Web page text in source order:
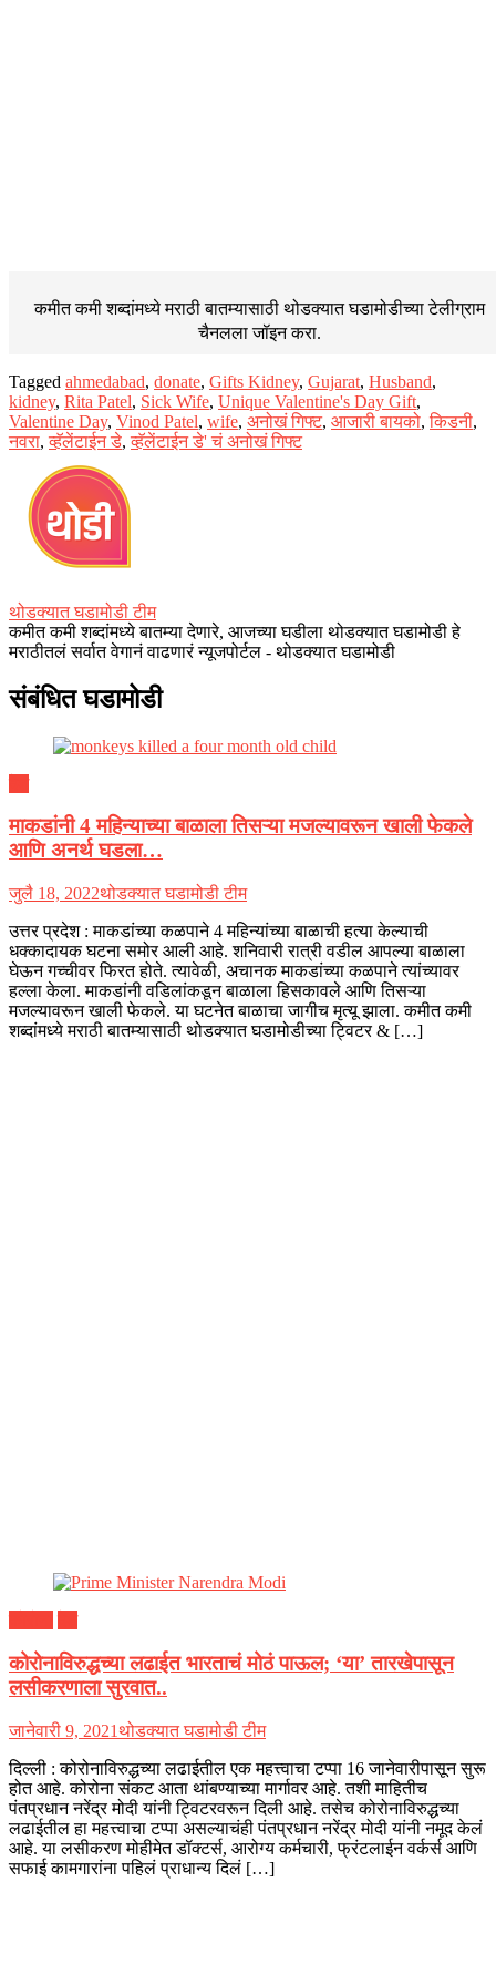
कमीत कमी शब्दांमध्ये मराठी बातम्यासाठी थोडक्यात घडामोडीच्याटेलीग्राम
चैनलला जॉइन करा.
Tagged ahmedabad, donate, Gifts Kidney, Gujarat, Husband,
kidney, Rita Patel, Sick Wife, Unique Valentine's Day Gift,
Valentine Day, Vinod Patel, wife, अनोखं गिफ्ट, आजारी बायको,किडनी,
नवरा,व्हॅलेंटाईन डे,व्हॅलेंटाईन डे' चं अनोखं गिफ्ट
थोडक्यात घडामोडी टीम
कमीत कमी शब्दांमध्ये बातम्या देणारे, आजच्या घडीला थोडक्यात घडामोडी हे
मराठीतलं सर्वात वेगानं वाढणारं न्यूजपोर्टल - थोडक्यात घडामोडी
संबंधित घडामोडी
माकडांनी 4 महिन्याच्या बाळाला तिसऱ्या मजल्यावरून खाली फेकले
आणि अनर्थ घडला…
जुलै 18, 2022थोडक्यात घडामोडी टीम
उत्तर प्रदेश : माकडांच्या कळपाने 4 महिन्यांच्या बाळाची हत्या केल्याची
धक्कादायक घटना समोर आली आहे. शनिवारी रात्री वडील आपल्या बाळाला
घेऊन गच्चीवर फिरत होते. त्यावेळी, अचानक माकडांच्या कळपाने त्यांच्यावर
हल्ला केला. माकडांनी वडिलांकडून बाळाला हिसकावले आणि तिसऱ्या
मजल्यावरून खाली फेकले. या घटनेत बाळाचा जागीच मृत्यू झाला. कमीत कमी
शब्दांमध्ये मराठी बातम्यासाठी थोडक्यात घडामोडीच्या ट्विटर & […]
कोरोनाविरुद्धच्या लढाईत भारताचं मोठं पाऊल; ‘या’ तारखेपासून
लसीकरणाला सुरवात..
जानेवारी 9, 2021थोडक्यात घडामोडी टीम
दिल्ली : कोरोनाविरुद्धच्या लढाईतील एक महत्त्वाचा टप्पा 16 जानेवारीपासून सुरू
होत आहे. कोरोना संकट आता थांबण्याच्या मार्गावर आहे. तशी माहितीच
पंतप्रधान नरेंद्र मोदी यांनी ट्विटरवरून दिली आहे. तसेच कोरोनाविरुद्धच्या
लढाईतील हा महत्त्वाचा टप्पा असल्याचंही पंतप्रधान नरेंद्र मोदी यांनी नमूद केलं
आहे. या लसीकरण मोहीमेत डॉक्टर्स, आरोग्य कर्मचारी, फ्रंटलाईन वर्कर्स आणि
सफाई कामगारांना पहिलं प्राधान्य दिलं […]